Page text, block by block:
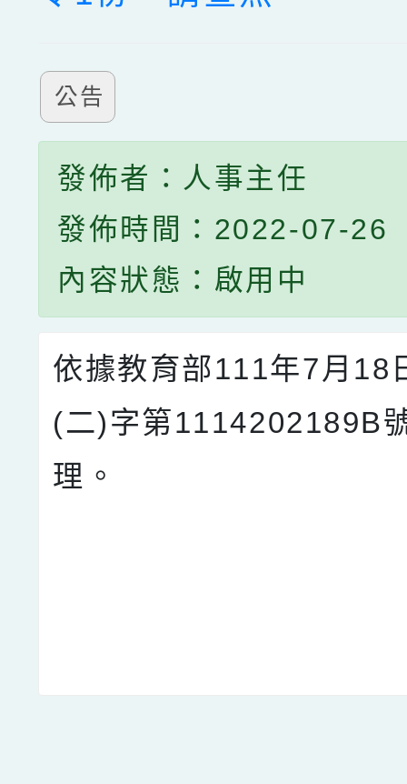
公告
發佈者：人事主任
發佈時間：2022-07-26
內容狀態：啟用中
依據教育部111年7月18
(二)字第1114202189B
理。